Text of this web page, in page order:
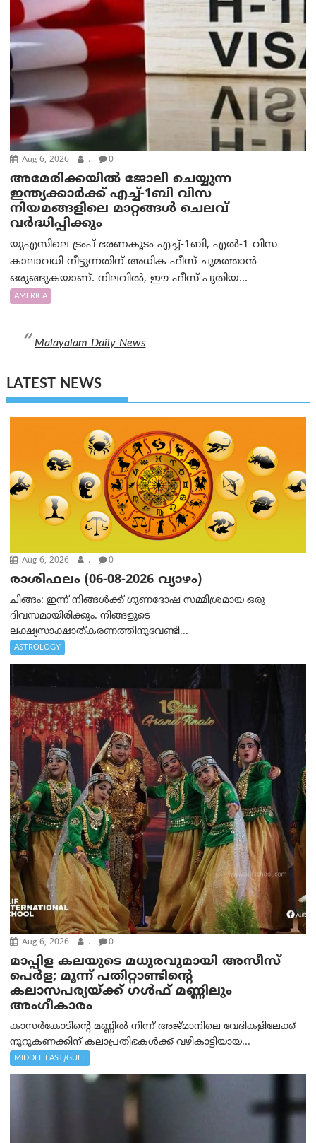
Aug 6, 2026 . 0
അമേരിക്കയില്‍ ജോലി ചെയ്യുന്ന
ഇന്ത്യക്കാർക്ക് എച്ച്-1ബി വിസ
നിയമങ്ങളിലെ മാറ്റങ്ങൾ ചെലവ്
വർദ്ധിപ്പിക്കും
യുഎസിലെ ട്രംപ് ഭരണകൂടം എച്ച്-1ബി, എൽ-1 വിസ
കാലാവധി നീട്ടുന്നതിന് അധിക ഫീസ് ചുമത്താൻ
ഒരുങ്ങുകയാണ്. നിലവിൽ, ഈ ഫീസ് പുതിയ...
AMERICA
Malayalam Daily News
LATEST NEWS
Aug 6, 2026 . 0
രാശിഫലം (06-08-2026 വ്യാഴം)
ചിങ്ങം: ഇന്ന് നിങ്ങൾക്ക് ഗുണദോഷ സമ്മിശ്രമായ ഒരു
ദിവസമായിരിക്കും. നിങ്ങളുടെ
ലക്ഷ്യസാക്ഷാത്കരണത്തിനുവേണ്ടി...
ASTROLOGY
Aug 6, 2026 . 0
മാപ്പിള കലയുടെ മധുരവുമായി അസീസ്
പെർള; മൂന്ന് പതിറ്റാണ്ടിന്റെ
കലാസപര്യയ്ക്ക് ഗൾഫ് മണ്ണിലും
അംഗീകാരം
കാസർകോടിന്റെ മണ്ണിൽ നിന്ന് അജ്മാനിലെ വേദികളിലേക്ക്
നൂറുകണക്കിന് കലാപ്രതിഭകൾക്ക് വഴികാട്ടിയായ...
MIDDLE EAST/GULF